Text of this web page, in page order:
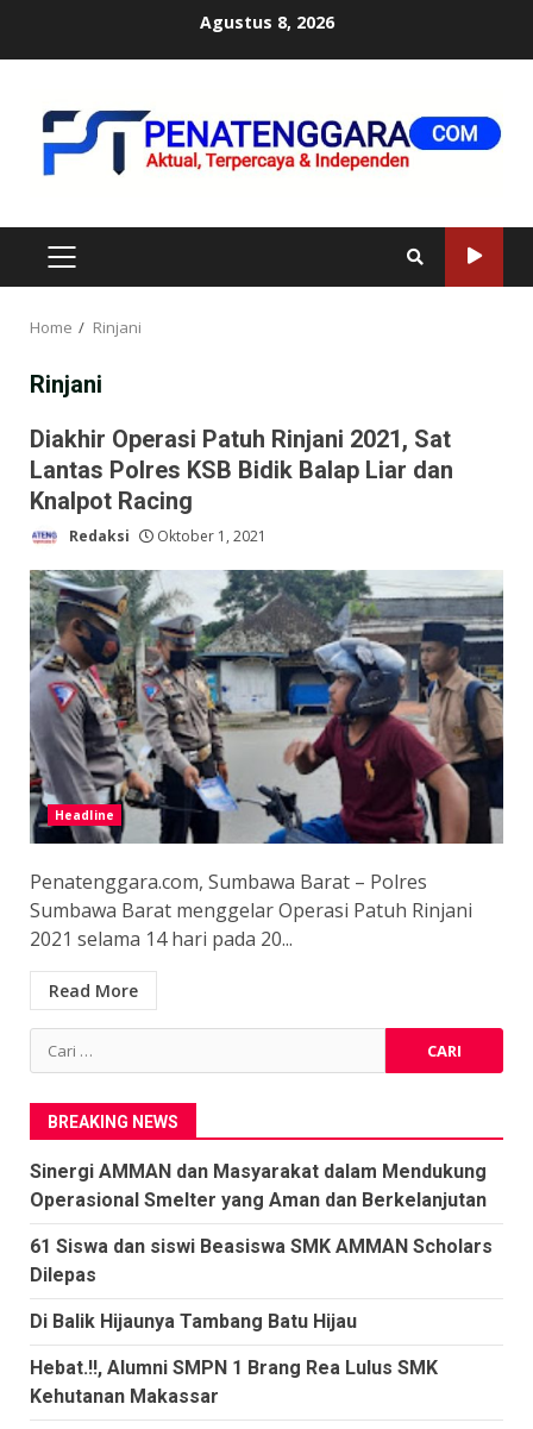
Agustus 8, 2026
PRIMARY
MENU
Home Rinjani
Rinjani
Diakhir Operasi Patuh Rinjani 2021, Sat
Lantas Polres KSB Bidik Balap Liar dan
Knalpot Racing
Redaksi Oktober 1, 2021
Headline
Penatenggara.com, Sumbawa Barat – Polres
Sumbawa Barat menggelar Operasi Patuh Rinjani
2021 selama 14 hari pada 20...
Read More
Cari
untuk:
BREAKING NEWS
Sinergi AMMAN dan Masyarakat dalam Mendukung
Operasional Smelter yang Aman dan Berkelanjutan
61 Siswa dan siswi Beasiswa SMK AMMAN Scholars
Dilepas
Di Balik Hijaunya Tambang Batu Hijau
Hebat.!!, Alumni SMPN 1 Brang Rea Lulus SMK
Kehutanan Makassar